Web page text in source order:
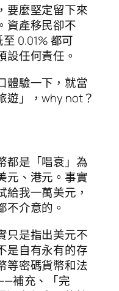
要麼堅定留下來
資產移民卻不
0.01% 都可
設任何責任。
體驗一下，就當
遊」，why not？
都是「唱衰」為
元、港元。事實
我一萬美元，
不介意的。
只是指出美元不
是自有永有的存
等密碼貨幣和法
補充、「完